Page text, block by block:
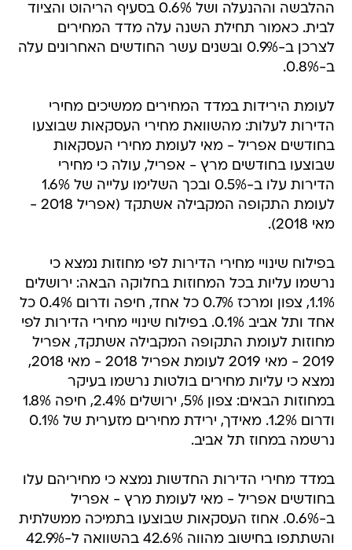
ההלבשה וההנעלה ושל 0.6% בסעיף הריהוט והציוד
לבית. כאמור תחילת השנה עלה מדד המחירים
לצרכן ב-0.9% ובשנים עשר החודשים האחרונים עלה
ב-0.8%.
לעומת הירידות במדד המחירים ממשיכים מחירי
הדירות לעלות: מהשוואת מחירי העסקאות שבוצעו
בחודשים אפריל - מאי לעומת מחירי העסקאות
שבוצעו בחודשים מרץ - אפריל, עולה כי מחירי
הדירות עלו ב-0.5% ובכך השלימו עלייה של 1.6%
לעומת התקופה המקבילה אשתקד (אפריל 2018 -
מאי 2018).
בפילוח שינויי מחירי הדירות לפי מחוזות נמצא כי
נרשמו עליות בכל המחוזות בחלוקה הבאה: ירושלים
1.1%, צפון ומרכז 0.7% כל אחד, חיפה ודרום 0.4% כל
אחד ותל אביב 0.1%. בפילוח שינויי מחירי הדירות לפי
מחוזות לעומת התקופה המקבילה אשתקד, אפריל
2019 - מאי 2019 לעומת אפריל 2018 - מאי 2018,
נמצא כי עליות מחירים בולטות נרשמו בעיקר
במחוזות הבאים: צפון 5%, ירושלים 2.4%, חיפה 1.8%
ודרום 1.2%. מאידך, ירידת מחירים מזערית של 0.1%
נרשמה במחוז תל אביב.
במדד מחירי הדירות החדשות נמצא כי מחיריהם עלו
בחודשים אפריל - מאי לעומת מרץ - אפריל
ב-0.6%. אחוז העסקאות שבוצעו בתמיכה ממשלתית
והשתתפו בחישוב מהווה 42.6% בהשוואה ל-42.9%